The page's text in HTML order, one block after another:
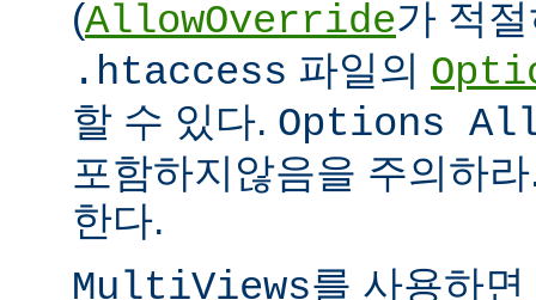
(AllowOverride가 적
.htaccess 파일의
할 수 있다. Options
포함하지않음을 주의하
한다.
MultiViews를 사용하